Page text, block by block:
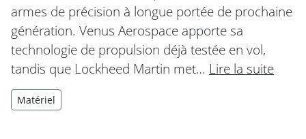
armes de précision à longue portée de prochaine
génération. Venus Aerospace apporte sa
technologie de propulsion déjà testée en vol,
tandis que Lockheed Martin met… Lire la suite
Matériel